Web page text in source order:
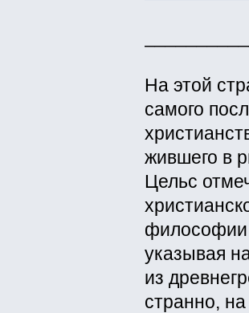
На этой
самого
жившего в
Цельс
философии
указывая
из
странно,